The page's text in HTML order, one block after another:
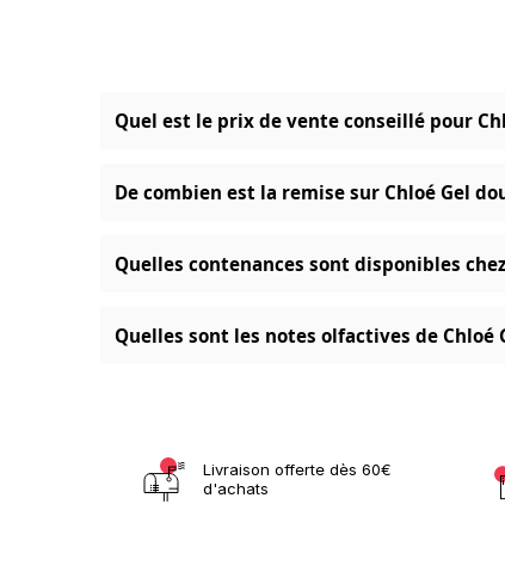
Quel est le prix de vente conseillé pour
De combien est la remise sur Chloé Gel
Quelles contenances sont disponibles
Quelles sont les notes olfactives de Chloé
Livraison offerte dès 60€
d'achats